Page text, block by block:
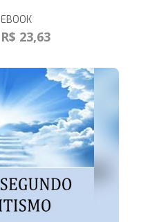
EBOOK
R$ 23,63